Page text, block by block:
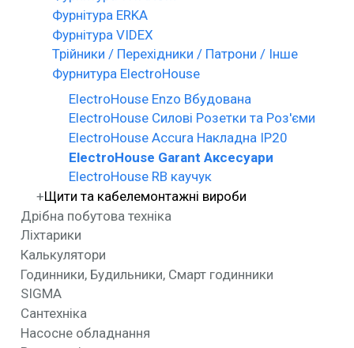
Фурнітура ERKA
Фурнітура VIDEX
Трійники / Перехідники / Патрони / Інше
Фурнитура ElectroHouse
ElectroHouse Enzo Вбудована
ElectroHouse Силові Розетки та Роз'єми
ElectroHouse Accura Накладна IP20
ElectroHouse Garant Аксесуари
ElectroHouse RB каучук
Щити та кабелемонтажні вироби
Дрібна побутова техніка
Ліхтарики
Калькулятори
Годинники, Будильники, Смарт годинники
SIGMA
Сантехніка
Насосне обладнання